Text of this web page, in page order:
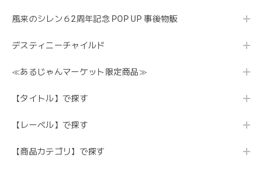
風来のシレン６2周年記念 POP UP 事後物販
デスティニーチャイルド
≪あるじゃんマーケット限定商品≫
【タイトル】で探す
【レーベル】で探す
【商品カテゴリ】で探す